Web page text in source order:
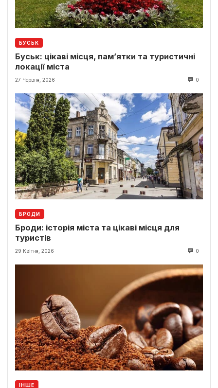
БУСЬК
Буськ: цікаві місця, пам’ятки та туристичні
локації міста
27 Червня, 2026 0
БРОДИ
Броди: історія міста та цікаві місця для
туристів
29 Квітня, 2026 0
ІНШЕ